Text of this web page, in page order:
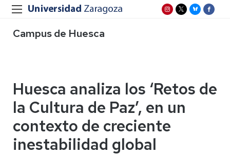
Campus de Huesca
Huesca analiza los ‘Retos de
la Cultura de Paz’, en un
contexto de creciente
inestabilidad global